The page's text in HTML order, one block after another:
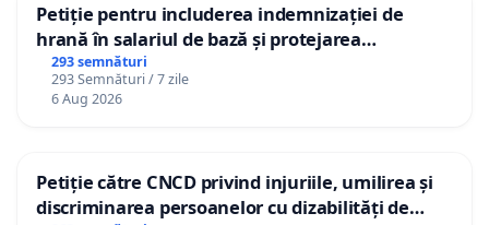
Petiție pentru includerea indemnizației de
hrană în salariul de bază și protejarea
gradațiilor de vechime pentru asistenții
personali
293 semnături
293 Semnături / 7 zile
6 Aug 2026
Petiție către CNCD privind injuriile, umilirea și
discriminarea persoanelor cu dizabilități de